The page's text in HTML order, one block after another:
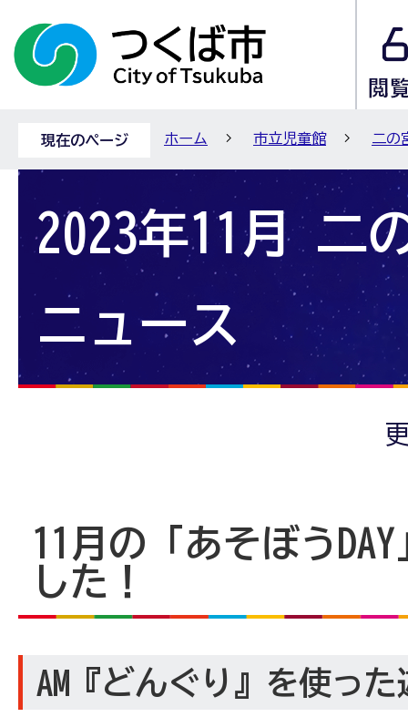
現在のページ ホーム 市立児童館 二の
2023年11月 二
ニュース
11月の「あそぼう
した！
AM『どんぐり』を使っ